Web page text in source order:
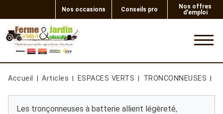
Nos occasions Conseils pro
Nos offres
d'emploi
Accueil Articles ESPACES VERTS TRONCONNEUSES
Les tronçonneuses à batterie allient légèreté,